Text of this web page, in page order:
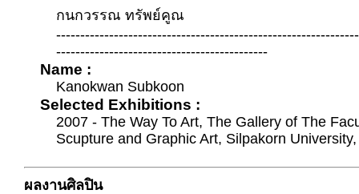
กนกวรรณ ทรัพย์คูณ
--------------------------------------------
Name :
Kanokwan Subkoon
Selected Exhibitions :
2007 - The Way To Art, The Gallery of The
Scupture and Graphic Art, Silpakorn
ผลงานศิลปิน